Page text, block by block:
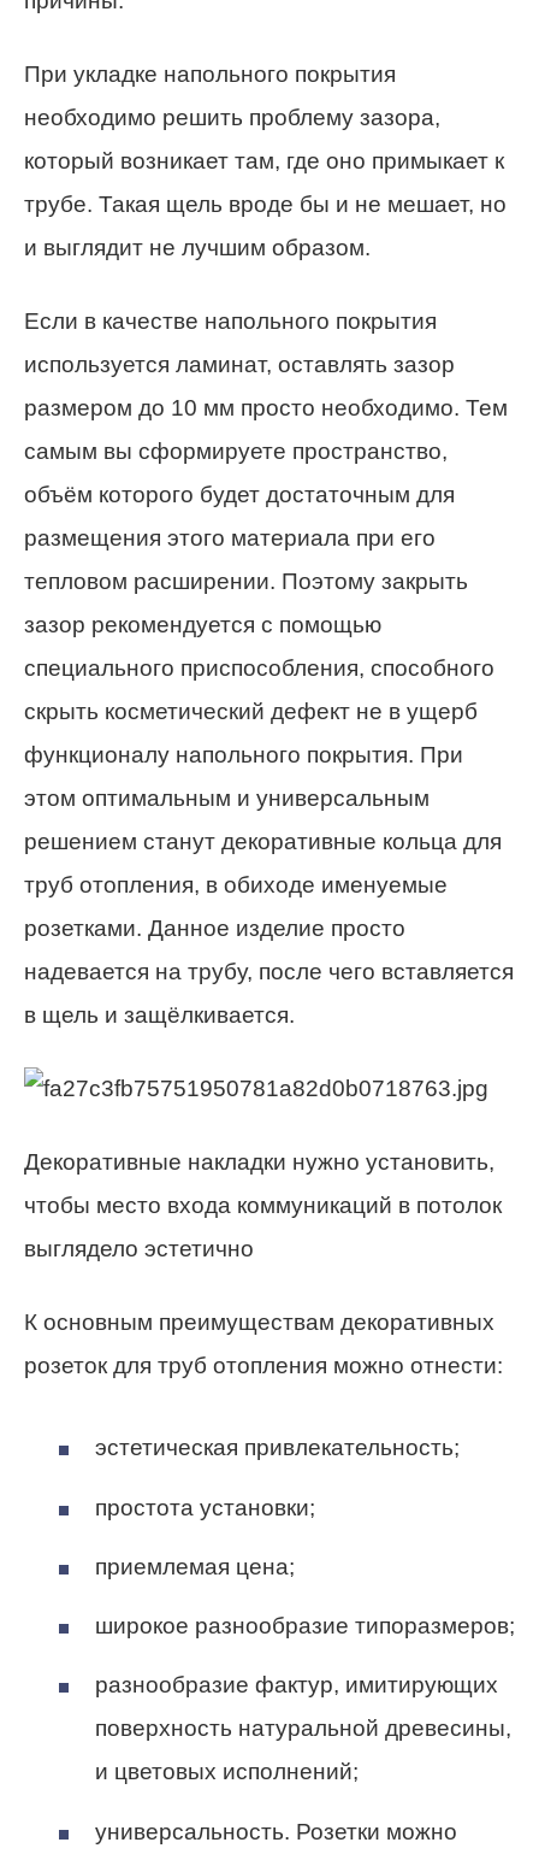
При укладке напольного покрытия
необходимо решить проблему зазора,
который возникает там, где оно примыкает к
трубе. Такая щель вроде бы и не мешает, но
и выглядит не лучшим образом.
Если в качестве напольного покрытия
используется ламинат, оставлять зазор
размером до 10 мм просто необходимо. Тем
самым вы сформируете пространство,
объём которого будет достаточным для
размещения этого материала при его
тепловом расширении. Поэтому закрыть
зазор рекомендуется с помощью
специального приспособления, способного
скрыть косметический дефект не в ущерб
функционалу напольного покрытия. При
этом оптимальным и универсальным
решением станут декоративные кольца для
труб отопления, в обиходе именуемые
розетками. Данное изделие просто
надевается на трубу, после чего вставляется
в щель и защёлкивается.
Декоративные накладки нужно установить,
чтобы место входа коммуникаций в потолок
выглядело эстетично
К основным преимуществам декоративных
розеток для труб отопления можно отнести:
эстетическая привлекательность;
простота установки;
приемлемая цена;
широкое разнообразие типоразмеров;
разнообразие фактур, имитирующих
поверхность натуральной древесины,
и цветовых исполнений;
универсальность. Розетки можно